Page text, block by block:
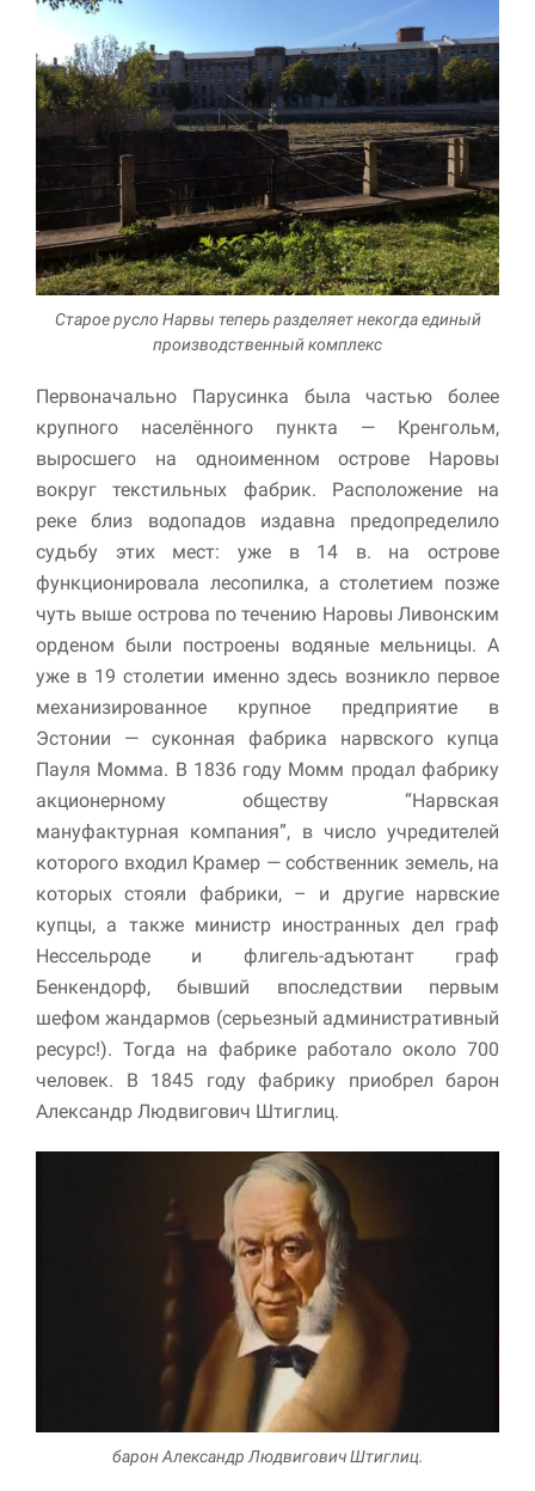
Старое русло Нарвы теперь разделяет некогда единый
производственный комплекс
Первоначально Парусинка была частью более
крупного населённого пункта — Кренгольм,
выросшего на одноименном острове Наровы
вокруг текстильных фабрик. Расположение на
реке близ водопадов издавна предопределило
судьбу этих мест: уже в 14 в. на острове
функционировала лесопилка, а столетием позже
чуть выше острова по течению Наровы Ливонским
орденом были построены водяные мельницы. А
уже в 19 столетии именно здесь возникло первое
механизированное крупное предприятие в
Эстонии — суконная фабрика нарвского купца
Пауля Момма. В 1836 году Момм продал фабрику
акционерному обществу “Нарвская
мануфактурная компания”, в число учредителей
которого входил Крамер — собственник земель, на
которых стояли фабрики, – и другие нарвские
купцы, а также министр иностранных дел граф
Нессельроде и флигель-адъютант граф
Бенкендорф, бывший впоследствии первым
шефом жандармов (серьезный административный
ресурс!). Тогда на фабрике работало около 700
человек. В 1845 году фабрику приобрел барон
Александр Людвигович Штиглиц.
барон Александр Людвигович Штиглиц.